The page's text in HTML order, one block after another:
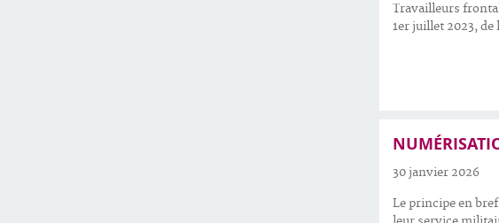
Travailleurs
1er juillet 2023,
30 janvier 2026
Le principe en